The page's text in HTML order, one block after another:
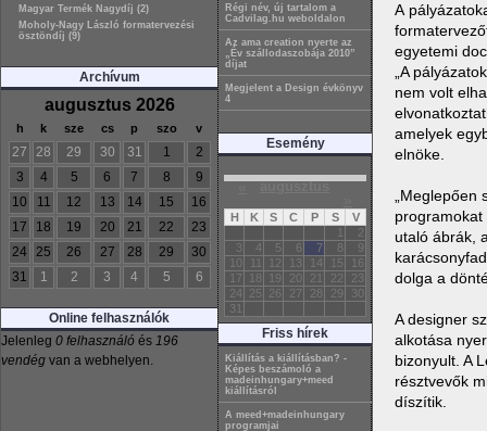
Magyar Termék Nagydíj (2)
Moholy-Nagy László formatervezési
ösztöndíj (9)
Archívum
augusztus 2026
h k sze cs p szo v
27 28 29 30 31 1
2
3
4 5 6 7 8
9
10
11 12 13 14 15
16
17
18 19 20 21 22
23
24
25 26 27 28 29
30
31
1 2 3 4 5 6
Online felhasználók
Jelenleg 0 felhasználó és 196
vendég van a webhelyen.
Régi név, új tartalom a
Cadvilag.hu weboldalon
Az ama creation nyerte az
„Év szállodaszobája 2010”
díjat
Megjelent a Design évkönyv
4
Esemény
« augusztus
H K S C P S
V
1
2
3
4 5 6 7 8
9
10
11 12 13 14 15
16
17
18 19 20 21 22
23
24
25 26 27 28 29
30
31
Friss hírek
Kiállítás a kiállításban? -
Képes beszámoló a
madeinhungary+meed
kiállításról
A meed+madeinhungary
programjai
A
egyetemi
„A
nem volt
amelyek
elnöke.
utaló ábrák,
dolga a
A designer
alkotása
bizonyult. A
résztvevők
díszítik.